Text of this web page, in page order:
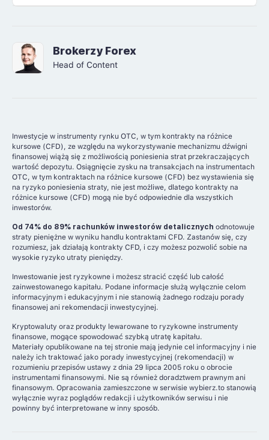
Brokerzy Forex
Head of Content
Inwestycje w instrumenty rynku OTC, w tym kontrakty na różnice
kursowe (CFD), ze względu na wykorzystywanie mechanizmu dźwigni
finansowej wiążą się z możliwością poniesienia strat przekraczających
wartość depozytu. Osiągnięcie zysku na transakcjach na instrumentach
OTC, w tym kontraktach na różnice kursowe (CFD) bez wystawienia się
na ryzyko poniesienia straty, nie jest możliwe, dlatego kontrakty na
różnice kursowe (CFD) mogą nie być odpowiednie dla wszystkich
inwestorów.
Od 74% do 89% rachunków inwestorów detalicznych odnotowuje
straty pieniężne w wyniku handlu kontraktami CFD. Zastanów się, czy
rozumiesz, jak działają kontrakty CFD, i czy możesz pozwolić sobie na
wysokie ryzyko utraty pieniędzy.
Inwestowanie jest ryzykowne i możesz stracić część lub całość
zainwestowanego kapitału. Podane informacje służą wyłącznie celom
informacyjnym i edukacyjnym i nie stanowią żadnego rodzaju porady
finansowej ani rekomendacji inwestycyjnej.
Kryptowaluty oraz produkty lewarowane to ryzykowne instrumenty
finansowe, mogące spowodować szybką utratę kapitału.
Materiały opublikowane na tej stronie mają jedynie cel informacyjny i nie
należy ich traktować jako porady inwestycyjnej (rekomendacji) w
rozumieniu przepisów ustawy z dnia 29 lipca 2005 roku o obrocie
instrumentami finansowymi. Nie są również doradztwem prawnym ani
finansowym. Opracowania zamieszczone w serwisie wybierz.to stanowią
wyłącznie wyraz poglądów redakcji i użytkowników serwisu i nie
powinny być interpretowane w inny sposób.